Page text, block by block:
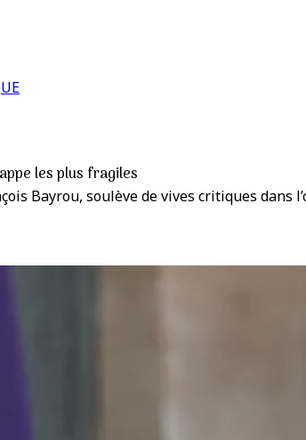
les plus fragiles
Bayrou, soulève de vives critiques dans